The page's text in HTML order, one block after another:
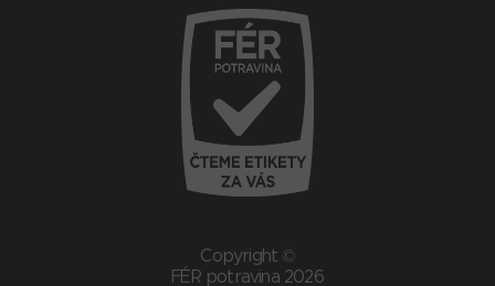
Copyright ©
FÉR potravina 2026